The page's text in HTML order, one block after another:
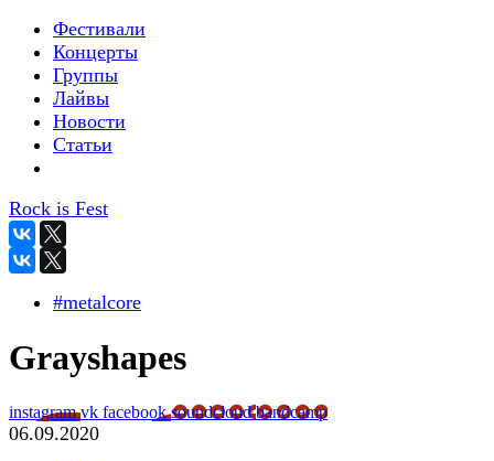
Фестивали
Концерты
Группы
Лайвы
Новости
Статьи
Rock is Fest
#metalcore
Grayshapes
instagramvk facebooksoundcloudbandcamp
06.09.2020